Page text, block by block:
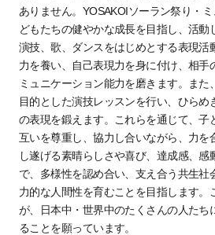
ありません。YOSAKOIソーラン祭り・
どもたちの健やかな成⻑を⽬指し、活動
演技、歌、ダンスをはじめとする表現活
⼒を養い、⾃⼰表現⼒を⾝に付け、相⼿
ミュニケーション能力を磨きます。また
⽬的とした演技レッスンを⾏い、ひらめ
の表現を鍛えます。これらを通じて、⼦
互いを尊重し、協⼒し合いながら、⼒を
し遂げる素晴らしさや喜び、達成感、感
で、多様性を認め合い、⽀え合う共⽣社
⼒的な人間性を育むことを⽬指します。
が、⽇本中・世界中のたくさんの⼈たち
ることを願っています。